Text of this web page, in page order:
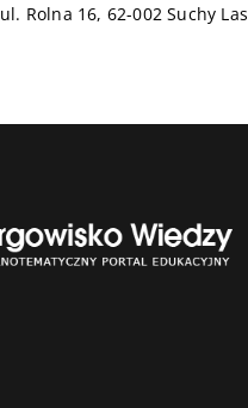
ul. Rolna 16, 62-002 Suchy Las